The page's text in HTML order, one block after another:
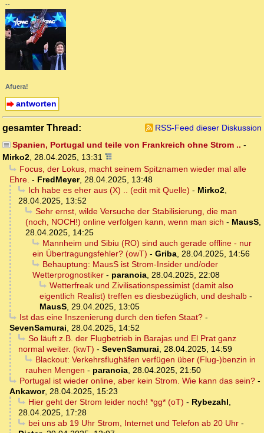
--
Afuera!
antworten
gesamter Thread:
RSS-Feed dieser Diskussion
Spanien, Portugal und teile von Frankreich ohne Strom .. -
Mirko2 28.04.2025, 13:31
Focus, der Lokus, macht seinem Spitznamen wieder mal alle
Ehre. - FredMeyer, 28.04.2025, 13:48
Ich habe es eher aus (X) .. (edit mit Quelle) - Mirko2,
28.04.2025, 13:52
Sehr ernst, wilde Versuche der Stabilisierung, die man
(noch, NOCH!) online verfolgen kann, wenn man sich - MausS
28.04.2025, 14:25
Mannheim und Sibiu (RO) sind auch gerade offline - nur
ein Übertragungsfehler? (owT) - Griba 28.04.2025, 14:56
Behauptung: MausS ist Strom-Insider und/oder
Wetterprognostiker - paranoia 28.04.2025, 22:08
Wetterfreak und Zivilisationspessimist (damit also
eigentlich Realist) treffen es diesbezüglich, und deshalb -
MausS 29.04.2025, 13:05
Ist das eine Inszenierung durch den tiefen Staat?-
SevenSamurai
28.04.2025, 14:52
So läuft z.B. der Flugbetrieb in Barajas und El Prat ganz
normal weiter. (kwT) - SevenSamurai
28.04.2025, 14:59
Blackout: Verkehrsflughäfen verfügen über (Flug-)benzin in
rauhen Mengen - paranoia 28.04.2025, 21:50
Portugal ist wieder online, aber kein Strom. Wie kann das sein?-
Ankawor, 28.04.2025, 15:23
Hier geht der Strom leider noch! *gg* (oT) - Rybezahl
28.04.2025, 17:28
bei uns ab 19 Uhr Strom, Internet und Telefon ab 20 Uhr-